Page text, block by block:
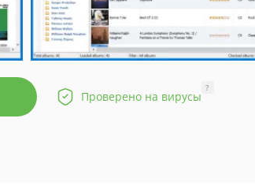
Проверено на вирусы
?